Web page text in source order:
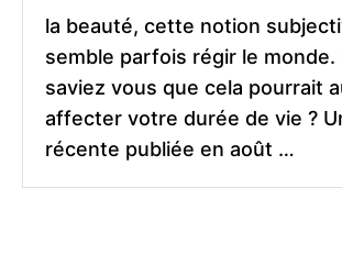
la beauté, cette notion
semble parfois régir le monde.
saviez vous que cela pourrait
affecter votre durée de vie ?
récente publiée en août …